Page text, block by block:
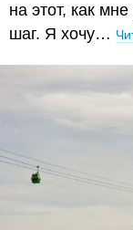
на этот, как
шаг. Я хочу…